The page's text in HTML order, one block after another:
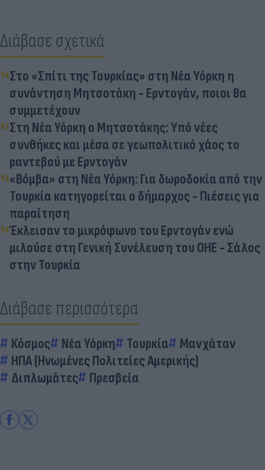
Διάβασε σχετικά
Στο «Σπίτι της Τουρκίας» στη Νέα Υόρκη η
συνάντηση Μητσοτάκη - Ερντογάν, ποιοι θα
συμμετέχουν
Στη Νέα Υόρκη ο Μητσοτάκης: Υπό νέες
συνθήκες και μέσα σε γεωπολιτικό χάος το
ραντεβού με Ερντογάν
«Βόμβα» στη Νέα Υόρκη: Για δωροδοκία από την
Τουρκία κατηγορείται ο δήμαρχος - Πιέσεις για
παραίτηση
Έκλεισαν το μικρόφωνο του Ερντογάν ενώ
μιλούσε στη Γενική Συνέλευση του ΟΗΕ - Σάλος
στην Τουρκία
Διάβασε περισσότερα
Κόσμος Νέα Υόρκη Τουρκία
Μανχάταν
ΗΠΑ (Ηνωμένες Πολιτείες Αμερικής)
Διπλωμάτες
Πρεσβεία